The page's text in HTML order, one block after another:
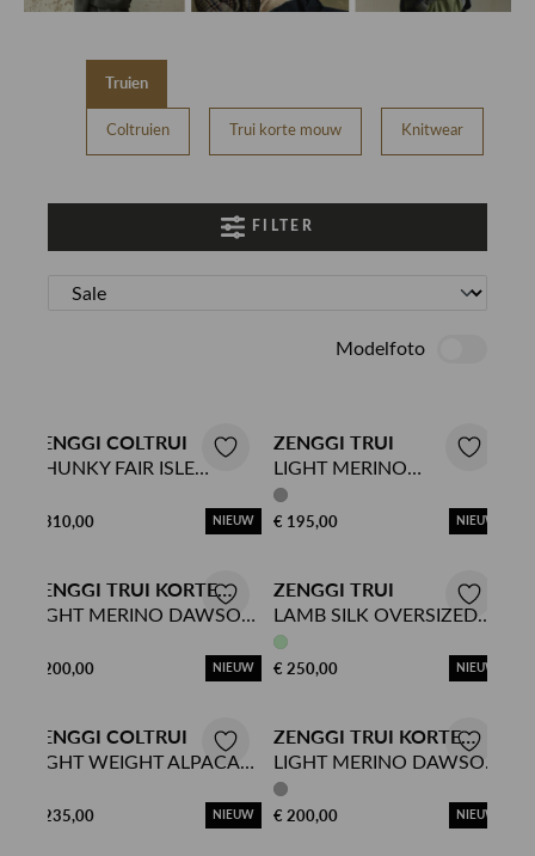
Truien
Coltruien Trui korte mouw Knitwear
FILTER
Modelfoto
ZENGGI COLTRUI
CHUNKY FAIR ISLE
€ 310,00
NIEUW
ZENGGI TRUI
LIGHT MERINO
BATSLEEVE TOP
€ 195,00
NIEUW
ZENGGI TRUI KORTE
MOUW
LIGHT MERINO DAWSON
€ 200,00
NIEUW
ZENGGI TRUI
LAMB SILK OVERSIZED
SWEATER
€ 250,00
NIEUW
ZENGGI COLTRUI
LIGHT WEIGHT ALPACA
€ 235,00
NIEUW
ZENGGI TRUI KORTE
MOUW
LIGHT MERINO DAWSON
TOP
€ 200,00
NIEUW